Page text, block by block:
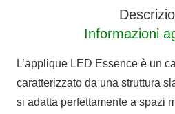
Informazioni
L’applique LED Essence è un
caratterizzato da una struttura
si adatta perfettamente a spazi